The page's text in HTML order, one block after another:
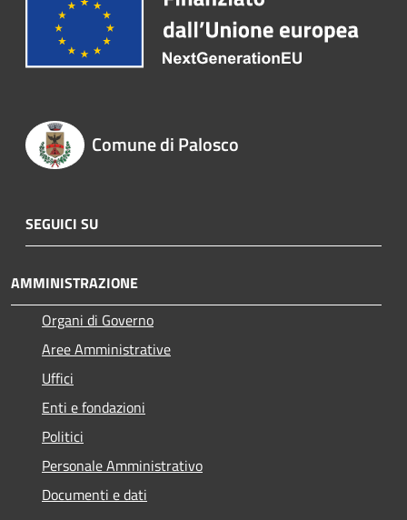
Comune di Palosco
SEGUICI SU
AMMINISTRAZIONE
Organi di Governo
Aree Amministrative
Uffici
Enti e fondazioni
Politici
Personale Amministrativo
Documenti e dati